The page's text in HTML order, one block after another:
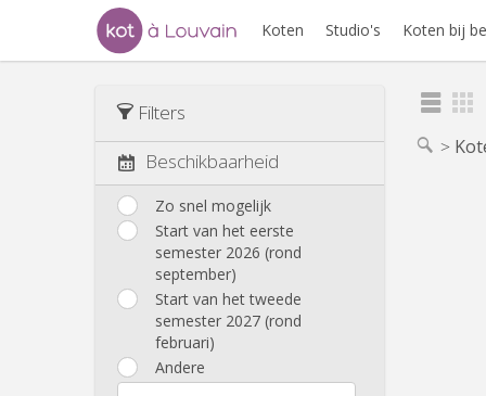
Koten Studio's Koten bij
Filters
Beschikbaarheid
Zo snel mogelijk
Start van het eerste
semester 2026 (rond
september)
Start van het tweede
semester 2027 (rond
februari)
Andere